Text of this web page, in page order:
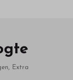
Extra